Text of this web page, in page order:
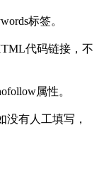
标签。
代码链接，不
属性。
有人工填写，